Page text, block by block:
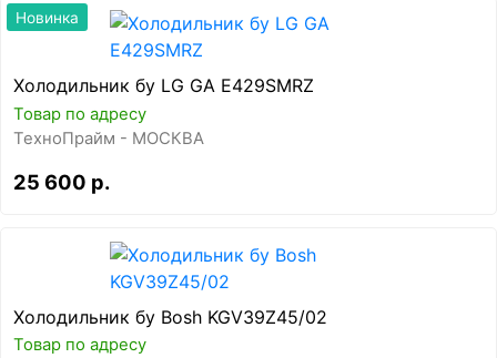
Новинка
Холодильник бу LG GA E429SMRZ
Товар по адресу
ТехноПрайм - МОСКВА
25 600 р.
Холодильник бу Bosh KGV39Z45/02
Товар по адресу